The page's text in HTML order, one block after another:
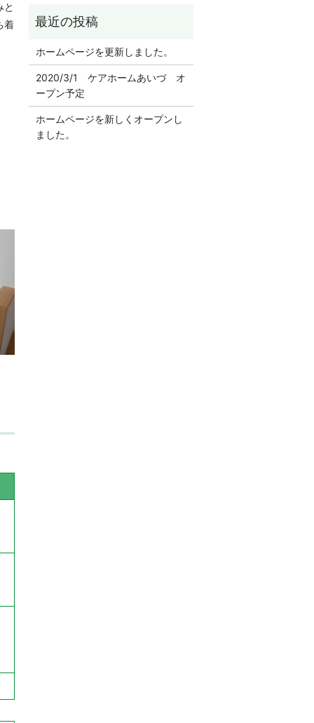
と
着
ホームページを更新しました。
2020/3/1 ケアホームあいづ オ
ープン予定
ホームページを新しくオープンし
ました。